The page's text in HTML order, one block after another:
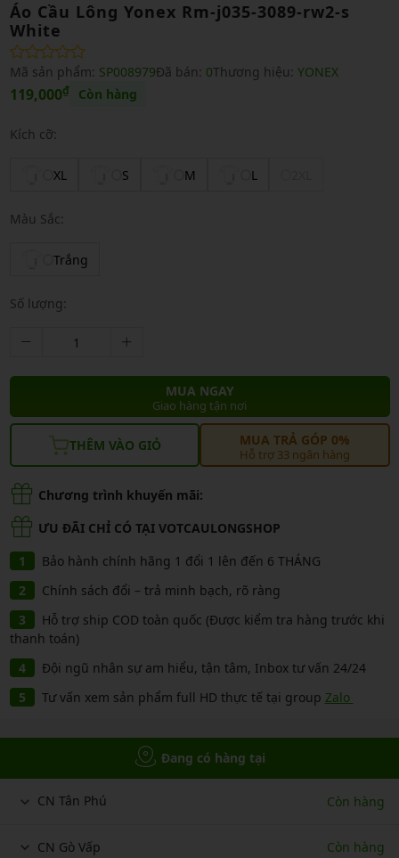
Áo Cầu Lông Yonex Rm-j035-3089-rw2-s
White
Mã sản phẩm: SP008979Đã bán: 0Thương hiệu: YONEX
119,000₫ Còn hàng
Kích cỡ:
XL S M L
Màu Sắc:
Trắng
Số lượng:
MUA NGAY
Giao hàng tận nơi
THÊM VÀO GIỎ MUA TRẢ GÓP 0%
Hỗ trợ 33 ngân hàng
Chương trình khuyến mãi:
ƯU ĐÃI CHỈ CÓ TẠI VOTCAULONGSHOP
Bảo hành chính hãng 1 đổi 1 lên đến 6 THÁNG
Chính sách đổi – trả minh bạch, rõ ràng
Hỗ trợ ship COD toàn quốc (Được kiểm tra hàng trước khi
thanh toán)
Đội ngũ nhân sự am hiểu, tận tâm, Inbox tư vấn 24/24
Tư vấn xem sản phẩm full HD thực tế tại group Zalo
Đang có hàng tại
CN Tân Phú Còn hàng
CN Gò Vấp Còn hàng